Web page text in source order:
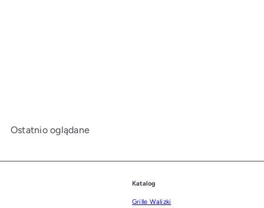
Ostatnio oglądane
Katalog
Grille Walizki